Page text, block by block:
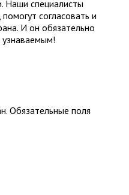
Наши специалисты
согласовать и
И он обязательно
Обязательные поля